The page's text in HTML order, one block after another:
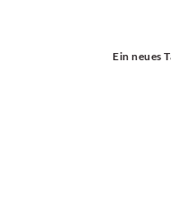
Ein neues